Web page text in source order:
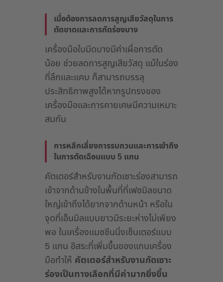
เมื่อต้องการลดการสูญเสียวัสดุในการ
ตัดขาดและการกัดร่องบาง
เครื่องมือใบมีดบางมีค่าเผื่อการตัด
น้อย ช่วยลดการสูญเสียวัสดุ แม้ในร่อง
ที่ลึกและแคบ ก็สามารถบรรลุ
ประสิทธิภาพสูงได้หากรูปทรงของ
เครื่องมือและการคายเศษมีความเหมาะ
สมกัน
การหลีกเลี่ยงการรบกวนและการเข้าถึง
ในการตัดเฉือนแบบ 5 แกน
คัตเตอร์สำหรับงานกัดเซาะร่องสามารถ
เข้าจากด้านข้างในพื้นที่ที่เฟซมิลขนาด
ใหญ่เข้าถึงได้ยากจากด้านหน้า หรือใน
จุดที่เอ็นมิลแบบยาวมีระยะห่างไม่เพียง
พอ ในเครื่องแมชชีนนิ่งเซ็นเตอร์แบบ
5 แกน อิสระที่เพิ่มขึ้นของแกนเครื่อง
มือทำให้ คัตเตอร์สำหรับงานกัดเซาะ
ร่องเป็นทางเลือกที่มีค่ามากยิ่งขึ้น